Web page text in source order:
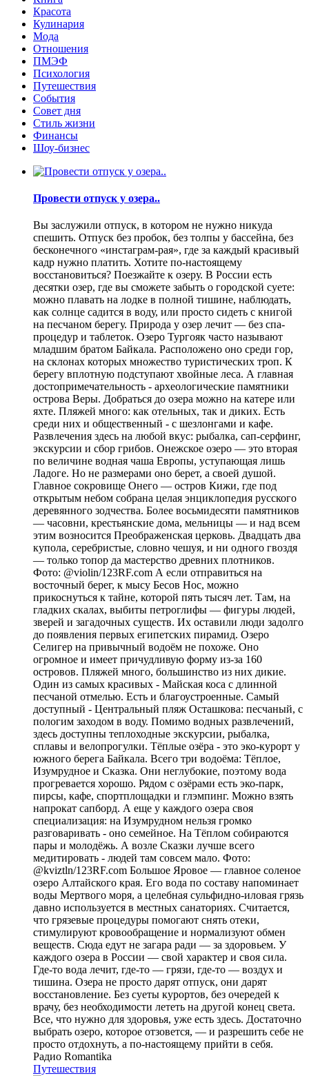
Красота
Кулинария
Мода
Отношения
ПМЭФ
Психология
Путешествия
События
Совет дня
Стиль жизни
Финансы
Шоу-бизнес
Провести отпуск у озера..
Вы заслужили отпуск, в котором не нужно никуда
спешить. Отпуск без пробок, без толпы у бассейна, без
бесконечного «инстаграм-рая», где за каждый красивый
кадр нужно платить. Хотите по-настоящему
восстановиться? Поезжайте к озеру. В России есть
десятки озер, где вы сможете забыть о городской суете:
можно плавать на лодке в полной тишине, наблюдать,
как солнце садится в воду, или просто сидеть с книгой
на песчаном берегу. Природа у озер лечит — без спа-
процедур и таблеток. Озеро Тургояк часто называют
младшим братом Байкала. Расположено оно среди гор,
на склонах которых множество туристических троп. К
берегу вплотную подступают хвойные леса. А главная
достопримечательность - археологические памятники
острова Веры. Добраться до озера можно на катере или
яхте. Пляжей много: как отельных, так и диких. Есть
среди них и общественный - с шезлонгами и кафе.
Развлечения здесь на любой вкус: рыбалка, сап-серфинг,
экскурсии и сбор грибов. Онежское озеро — это вторая
по величине водная чаша Европы, уступающая лишь
Ладоге. Но не размерами оно берет, а своей душой.
Главное сокровище Онего — остров Кижи, где под
открытым небом собрана целая энциклопедия русского
деревянного зодчества. Более восьмидесяти памятников
— часовни, крестьянские дома, мельницы — и над всем
этим возносится Преображенская церковь. Двадцать два
купола, серебристые, словно чешуя, и ни одного гвоздя
— только топор да мастерство древних плотников.
Фото: @violin/123RF.com А если отправиться на
восточный берег, к мысу Бесов Нос, можно
прикоснуться к тайне, которой пять тысяч лет. Там, на
гладких скалах, выбиты петроглифы — фигуры людей,
зверей и загадочных существ. Их оставили люди задолго
до появления первых египетских пирамид. Озеро
Селигер на привычный водоём не похоже. Оно
огромное и имеет причудливую форму из-за 160
островов. Пляжей много, большинство из них дикие.
Один из самых красивых - Майская коса с длинной
песчаной отмелью. Есть и благоустроенные. Самый
доступный - Центральный пляж Осташкова: песчаный, с
пологим заходом в воду. Помимо водных развлечений,
здесь доступны теплоходные экскурсии, рыбалка,
сплавы и велопрогулки. Тёплые озёра - это эко-курорт у
южного берега Байкала. Всего три водоёма: Тёплое,
Изумрудное и Сказка. Они неглубокие, поэтому вода
прогревается хорошо. Рядом с озёрами есть эко-парк,
пирсы, кафе, спортплощадки и глэмпинг. Можно взять
напрокат сапборд. А еще у каждого озера своя
специализация: на Изумрудном нельзя громко
разговаривать - оно семейное. На Тёплом собираются
пары и молодёжь. А возле Сказки лучше всего
медитировать - людей там совсем мало. Фото:
@kviztln/123RF.com Большое Яровое — главное соленое
озеро Алтайского края. Его вода по составу напоминает
воды Мертвого моря, а целебная сульфидно-иловая грязь
давно используется в местных санаториях. Считается,
что грязевые процедуры помогают снять отеки,
стимулируют кровообращение и нормализуют обмен
веществ. Сюда едут не загара ради — за здоровьем. У
каждого озера в России — свой характер и своя сила.
Где-то вода лечит, где-то — грязи, где-то — воздух и
тишина. Озера не просто дарят отпуск, они дарят
восстановление. Без суеты курортов, без очередей к
врачу, без необходимости лететь на другой конец света.
Все, что нужно для здоровья, уже есть здесь. Достаточно
выбрать озеро, которое отзовется, — и разрешить себе не
просто отдохнуть, а по-настоящему прийти в себя.
Радио Romantika
Путешествия